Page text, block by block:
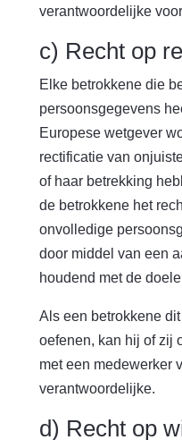
verantwoordelijke
c) Recht op
Elke betrokkene die
persoonsgegevens
Europese wetgever
rectificatie van
of haar betrekking
de betrokkene het
onvolledige
door middel van een
houdend met de
Als een betrokkene
oefenen, kan hij of zij
met een medewerker
verantwoordelijke.
d) Recht op